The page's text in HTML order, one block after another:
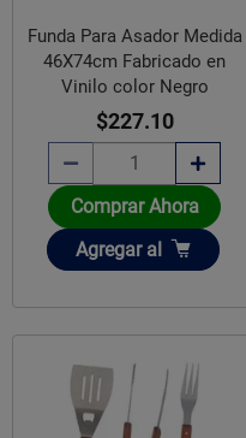
Funda Para Asador Medida
46X74cm Fabricado en
Vinilo color Negro
$227.10
Comprar Ahora
Añadir
Agregar al